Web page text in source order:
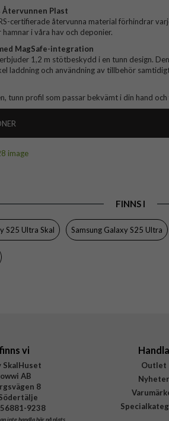
Återvunnen Plast
certifierade återvunna material förhindrar
i våra hav och deponier.
MagSafe-integration
1,2 m stötbeskydd i en tunn design.
laddning och användning av tillbehör
tunn profil som passar bekvämt i din hand och
FINNS I
S25 Ultra Skal Samsung Galaxy S25 Ultra
vi
SkalHuset
AB
8
9238
inte handla här på plats
Handla
Outlet
Nyheter